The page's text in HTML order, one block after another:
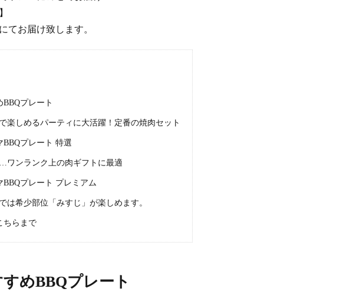
てお届け致します。
プレート
楽しめるパーティに大活躍！定番の焼肉セット
BBQプレート 特選
ワンランク上の肉ギフトに最適
BBQプレート プレミアム
は希少部位「みすじ」が楽しめます。
ちらまで
めBBQプレート